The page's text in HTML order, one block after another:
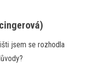
jsem se rozhodla